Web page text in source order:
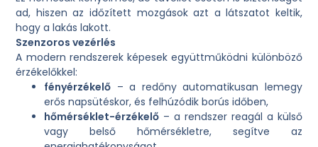
ad, hiszen az időzített mozgások azt a látszatot keltik,
hogy a lakás lakott.
Szenzoros vezérlés
A modern rendszerek képesek együttműködni különböző
érzékelőkkel:
fényérzékelő – a redőny automatikusan lemegy
erős napsütéskor, és felhúzódik borús időben,
hőmérséklet-érzékelő – a rendszer reagál a külső
vagy belső hőmérsékletre, segítve az